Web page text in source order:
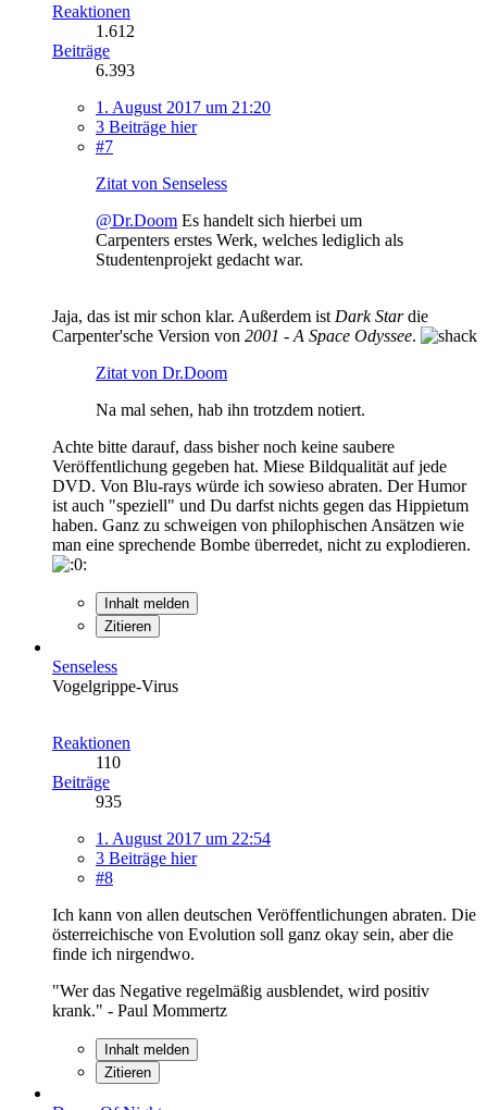
Reaktionen
1.612
Beiträge
6.393
1. August 2017 um 21:20
3 Beiträge hier
#7
Zitat von Senseless
@Dr.Doom Es handelt sich hierbei um
Carpenters erstes Werk, welches lediglich als
Studentenprojekt gedacht war.
Jaja, das ist mir schon klar. Außerdem ist Dark Stardie
Carpenter'sche Version von 2001 - A Space Odyssee.
Zitat von Dr.Doom
Na mal sehen, hab ihn trotzdem notiert.
Achte bitte darauf, dass bisher noch keine saubere
Veröffentlichung gegeben hat. Miese Bildqualität auf jede
DVD. Von Blu-rays würde ich sowieso abraten. Der Humor
ist auch "speziell" und Du darfst nichts gegen das Hippietum
haben. Ganz zu schweigen von philophischen Ansätzen wie
man eine sprechende Bombe überredet, nicht zu explodieren.
Inhalt melden
Zitieren
Senseless
Vogelgrippe-Virus
Reaktionen
110
Beiträge
935
1. August 2017 um 22:54
3 Beiträge hier
#8
Ich kann von allen deutschen Veröffentlichungen abraten. Die
österreichische von Evolution soll ganz okay sein, aber die
finde ich nirgendwo.
"Wer das Negative regelmäßig ausblendet, wird positiv
krank." - Paul Mommertz
Inhalt melden
Zitieren